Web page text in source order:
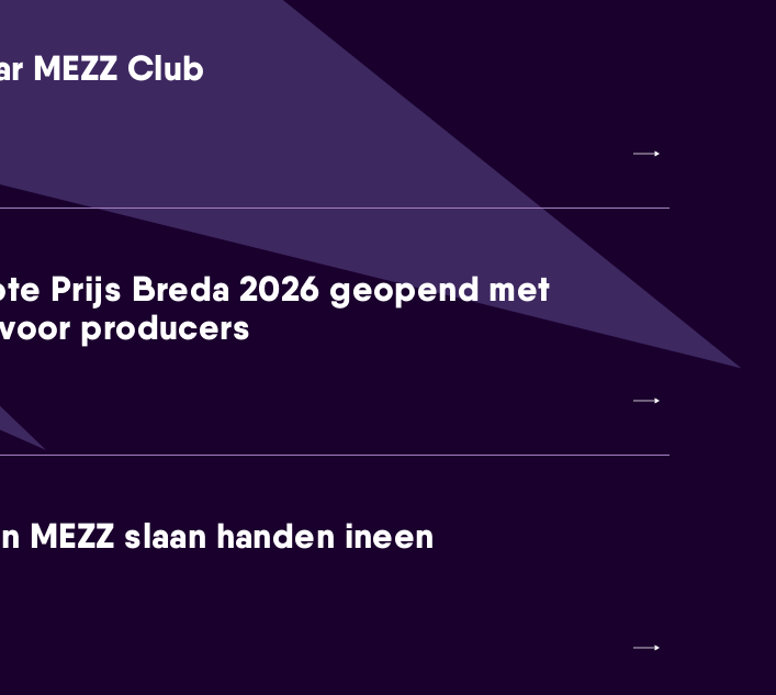
MEZZ Club
Prijs Breda 2026 geopend met
producers
MEZZ slaan handen ineen